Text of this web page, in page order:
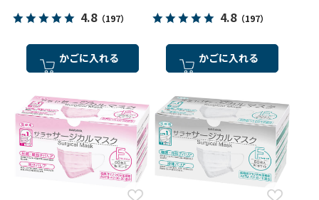
4.8（197）
かごに入れる
4.8（197）
かごに入れる